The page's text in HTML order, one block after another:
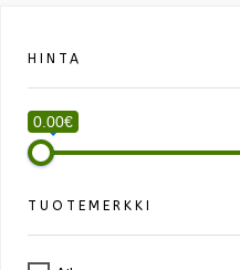
HINTA
0.00€
TUOTEMERKKI